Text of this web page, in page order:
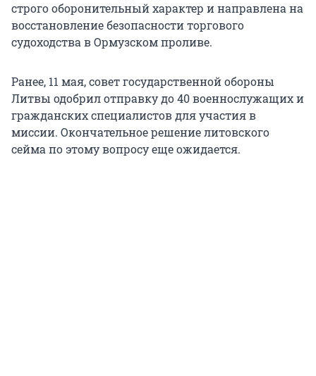
строго оборонительный характер и направлена на
восстановление безопасности торгового
судоходства в Ормузском проливе.
Ранее, 11 мая, совет государственной обороны
Литвы одобрил отправку до 40 военнослужащих и
гражданских специалистов для участия в
миссии. Окончательное решение литовского
сейма по этому вопросу еще ожидается.